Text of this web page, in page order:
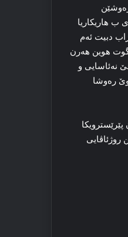
ب هاریکاریا
دبیت ئەم
هوین هەرن
نەئاسایی و
رەوشا